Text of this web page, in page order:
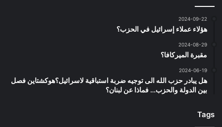
2024-09-22
هؤلاء عملاء إسرائيل في الحزب؟
2024-08-29
مقبرة الميركافا؟
2024-06-19
هل يبادر حزب الله الى توجيه ضربة استباقية لاسرائيل؟هوكشتاين فصل
بين الدولة والحزب… فماذا عن لبنان؟
Tags